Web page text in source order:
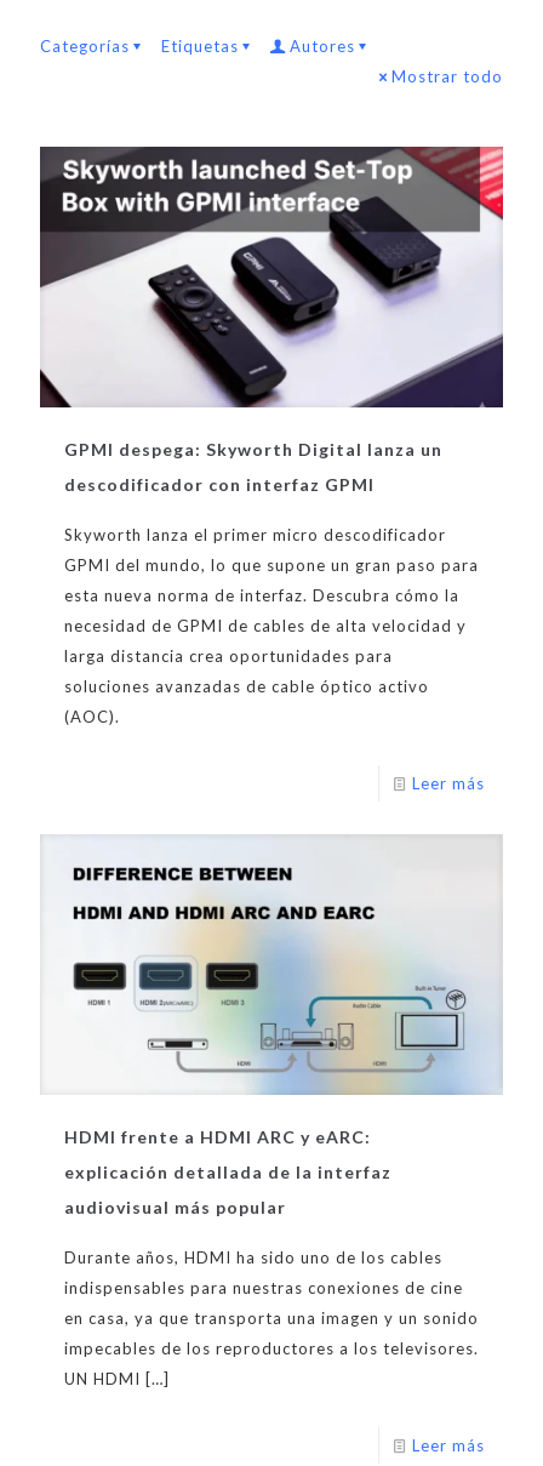
Categorías Etiquetas
Autores
Mostrar todo
GPMI despega: Skyworth Digital lanza un
descodificador con interfaz GPMI
Skyworth lanza el primer micro descodificador
GPMI del mundo, lo que supone un gran paso para
esta nueva norma de interfaz. Descubra cómo la
necesidad de GPMI de cables de alta velocidad y
larga distancia crea oportunidades para
soluciones avanzadas de cable óptico activo
(AOC).
Leer más
HDMI frente a HDMI ARC y eARC:
explicación detallada de la interfaz
audiovisual más popular
Durante años, HDMI ha sido uno de los cables
indispensables para nuestras conexiones de cine
en casa, ya que transporta una imagen y un sonido
impecables de los reproductores a los televisores.
UN HDMI […]
Leer más